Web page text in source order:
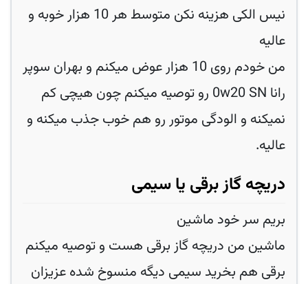
نیس الکی هزینه نکن متوسط هر 10 هزار خوبه و
عالیه
من خودم روی 10 هزار عوض میکنم و بهران سوپر
رانا 0w20 SN رو توصیه میکنم چون هیچی کم
نمیکنه و الودگی موتور رو هم خوب جذب میکنه و
عالیه.
دریچه گاز برقی یا سیمی
بریم سر خود ماشین
ماشین من دریچه گاز برقی هست و توصیه میکنم
برقی هم بخرید سیمی دیگه منسوخ شده عزیزان